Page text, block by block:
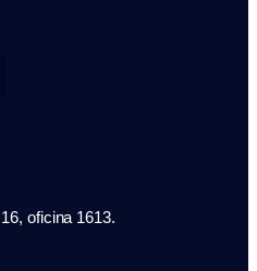
oficina 1613.